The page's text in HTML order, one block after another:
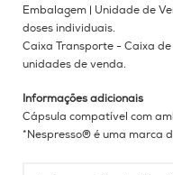
Embalagem | Unidade de
doses individuais.
Caixa Transporte - Caixa
unidades de venda.
Informações adicionais
Cápsula compatível com
*Nespresso® é uma marca